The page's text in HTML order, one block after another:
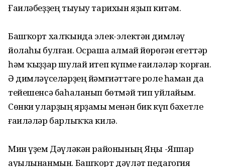
Ғаиләбеҙҙең тыуыу тарихын яҙып китәм.
Башҡорт халҡында элек-электән димләү
йолаһы булған. Осраша алмай йөрөгән егеттәр
һәм ҡыҙҙар шулай итеп күпме ғаиләләр ҡорған.
Ә димләүселәрҙең йәмғиәттәге роле һаман да
тейешенсә баһаланып бөтмәй тип уйлайым.
Сөнки уларҙың ярҙамы менән бик күп бәхетле
ғаиләләр барлыҡҡа килә.
Мин үҙем Дәүләкән районының Яңы -Яппар
ауылынанмын. Башҡорт дәүләт педагогия